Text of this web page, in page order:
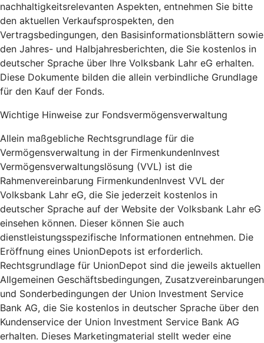
nachhaltigkeitsrelevanten Aspekten, entnehmen Sie bitte
den aktuellen Verkaufsprospekten, den
Vertragsbedingungen, den Basisinformationsblättern sowie
den Jahres- und Halbjahresberichten, die Sie kostenlos in
deutscher Sprache über Ihre Volksbank Lahr eG erhalten.
Diese Dokumente bilden die allein verbindliche Grundlage
für den Kauf der Fonds.
Wichtige Hinweise zur Fondsvermögensverwaltung
Allein maßgebliche Rechtsgrundlage für die
Vermögensverwaltung in der FirmenkundenInvest
Vermögensverwaltungslösung (VVL) ist die
Rahmenvereinbarung FirmenkundenInvest VVL der
Volksbank Lahr eG, die Sie jederzeit kostenlos in
deutscher Sprache auf der Website der Volksbank Lahr eG
einsehen können. Dieser können Sie auch
dienstleistungsspezifische Informationen entnehmen. Die
Eröffnung eines UnionDepots ist erforderlich.
Rechtsgrundlage für UnionDepot sind die jeweils aktuellen
Allgemeinen Geschäftsbedingungen, Zusatzvereinbarungen
und Sonderbedingungen der Union Investment Service
Bank AG, die Sie kostenlos in deutscher Sprache über den
Kundenservice der Union Investment Service Bank AG
erhalten. Dieses Marketingmaterial stellt weder eine